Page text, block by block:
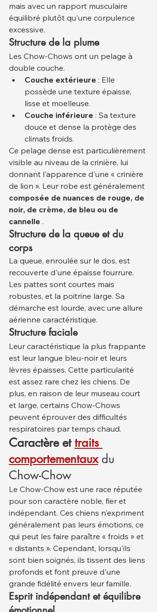
mais avec un rapport musculaire
équilibré plutôt qu'une corpulence
excessive.
Structure de la plume
Les Chow-Chows ont un pelage à
double couche.
Couche extérieure : Elle
possède une texture épaisse,
lisse et moelleuse.
Couche inférieure : Sa texture
douce et dense la protège des
climats froids.
Ce pelage dense est particulièrement
visible au niveau de la crinière, lui
donnant l'apparence d'une « crinière
de lion ». Leur robe est généralement
composée de nuances de rouge, de
noir, de crème, de bleu ou de
cannelle .
Structure de la queue et du
corps
La queue, enroulée sur le dos, est
recouverte d'une épaisse fourrure.
Les pattes sont courtes mais
robustes, et la poitrine large. Sa
démarche est lourde, avec une allure
aérienne caractéristique.
Structure faciale
Leur caractéristique la plus frappante
est leur langue bleu-noir et leurs
lèvres épaisses. Cette particularité
est assez rare chez les chiens. De
plus, en raison de leur museau court
et large, certains Chow-Chows
peuvent éprouver des difficultés
respiratoires par temps chaud.
Caractère et traits
comportementaux du
Chow-Chow
Le Chow-Chow est une race réputée
pour son caractère noble, fier et
indépendant. Ces chiens n'expriment
généralement pas leurs émotions, ce
qui peut les faire paraître « froids » et
« distants ». Cependant, lorsqu'ils
sont bien soignés, ils tissent des liens
profonds et font preuve d'une
grande fidélité envers leur famille.
Esprit indépendant et équilibre